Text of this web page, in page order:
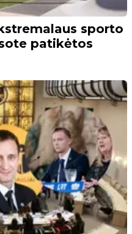
sporto
patikėtos